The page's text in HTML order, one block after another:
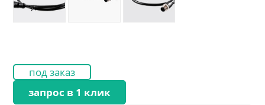
под заказ
запрос в 1 клик